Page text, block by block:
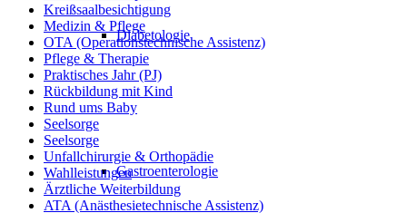
Diabetologie
Gastroenterologie
Kreißsaalbesichtigung
Medizin & Pflege
OTA (Operationstechnische Assistenz)
Pflege & Therapie
Praktisches Jahr (PJ)
Rückbildung mit Kind
Rund ums Baby
Seelsorge
Seelsorge
Unfallchirurgie & Orthopädie
Wahlleistungen
Ärztliche Weiterbildung
ATA (Anästhesietechnische Assistenz)